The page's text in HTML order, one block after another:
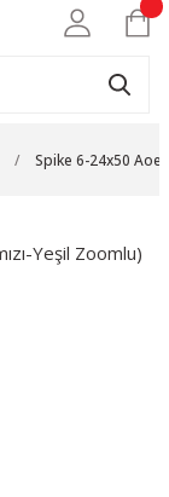
Spike 6-24x50 Aoe